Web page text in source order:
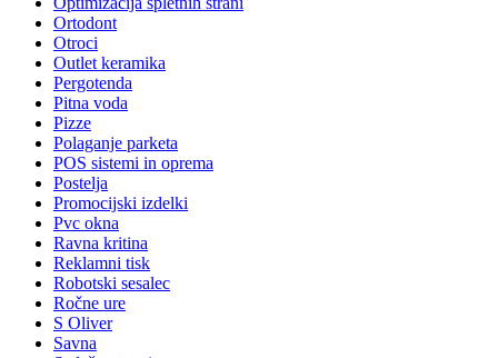
Ortodont
Otroci
Outlet keramika
Pergotenda
Pitna voda
Pizze
Polaganje parketa
POS sistemi in oprema
Postelja
Promocijski izdelki
Pvc okna
Ravna kritina
Reklamni tisk
Robotski sesalec
Ročne ure
S Oliver
Savna